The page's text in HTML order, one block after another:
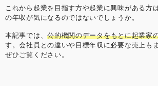
これから起業を目指す方や起業に興味がある方
の年収が気になるのではないでしょうか。
本記事では、公的機関のデータをもとに起業家
す。会社員との違いや目標年収に必要な売上も
ぜひご覧ください。